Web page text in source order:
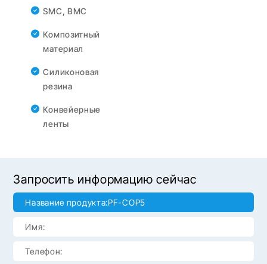
SMC, BMC
Композитный
материал
Силиконовая
резина
Конвейерные
ленты
Запросить информацию сейчас